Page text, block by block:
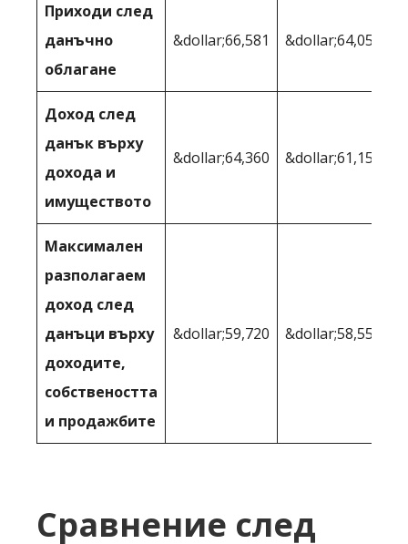
Приходи след
данъчно
облагане
&dollar;66,581 &dollar;64,054
Доход след
данък върху
дохода и
имуществото
&dollar;64,360 &dollar;61,154
Максимален
разполагаем
доход след
данъци върху
доходите,
собствеността
и продажбите
&dollar;59,720 &dollar;58,554
Сравнение след